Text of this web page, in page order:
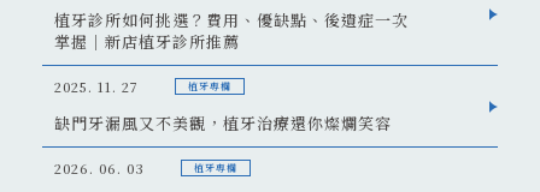
植牙診所如何挑選？費用、優缺點、後遺症一次
掌握｜新店植牙診所推薦
2025. 11. 27 植牙專欄
缺門牙漏風又不美觀，植牙治療還你燦爛笑容
2026. 06. 03 植牙專欄